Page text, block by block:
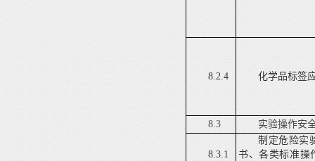
8.2.4 化学品标签
8.3 实验操作安
8.3.1
制定危险实
书、各类标准操